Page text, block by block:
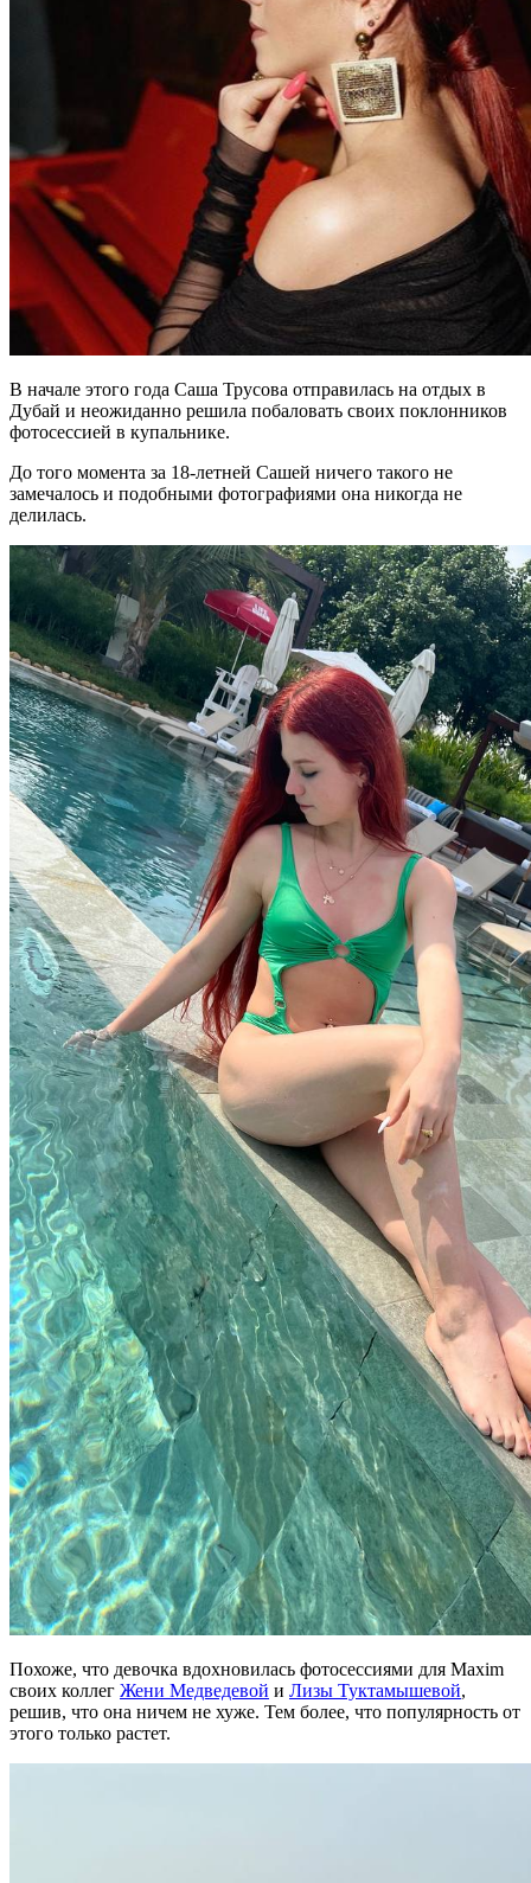
В начале этого года Саша Трусова отправилась на отдых в
Дубай и неожиданно решила побаловать своих поклонников
фотосессией в купальнике.
До того момента за 18-летней Сашей ничего такого не
замечалось и подобными фотографиями она никогда не
делилась.
Похоже, что девочка вдохновилась фотосессиями для Maxim
своих коллег Жени Медведевой и Лизы Туктамышевой,
решив, что она ничем не хуже. Тем более, что популярность от
этого только растет.